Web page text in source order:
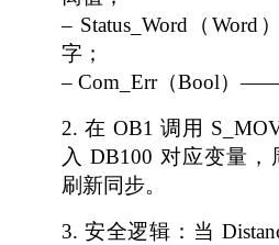
– Status_Word（
字；
– Com_Err（Bool）——
2. 在 OB1 调用
入 DB100 对应变量，
刷新同步。
3. 安全逻辑：当